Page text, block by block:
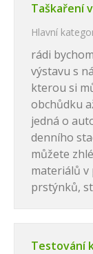
Taškaření
Hlavní
rádi
výstavu s
kterou si
obchůdku
jedná o
denního
můžete
materiálů
prstýnků,
Testování